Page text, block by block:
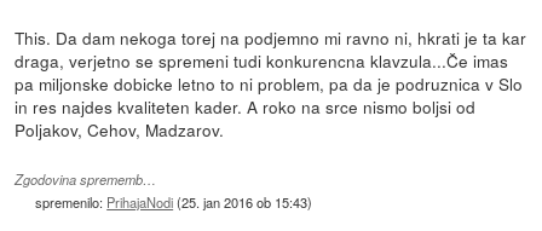
This. Da dam nekoga torej na podjemno mi ravno ni, hkrati je ta kar
draga, verjetno se spremeni tudi konkurencna klavzula...Če imas
pa miljonske dobicke letno to ni problem, pa da je podruznica v Slo
in res najdes kvaliteten kader. A roko na srce nismo boljsi od
Poljakov, Cehov, Madzarov.
Zgodovina sprememb…
spremenilo: PrihajaNodi(25. jan 2016 ob 15:43)